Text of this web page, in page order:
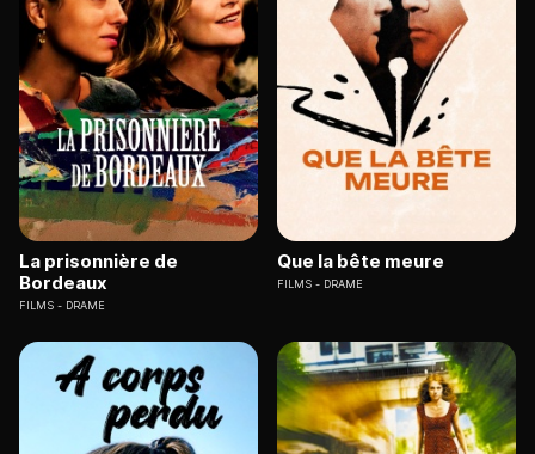
La prisonnière de
Bordeaux
FILMS DRAME
Que la bête meure
FILMS DRAME